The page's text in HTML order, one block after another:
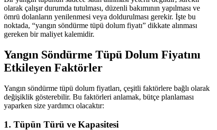
olarak çalışır durumda tutulması, düzenli bakımının yapılması ve
ömrü dolanların yenilenmesi veya doldurulması gerekir. İşte bu
noktada, “yangın söndürme tüpü dolum fiyatı” dikkate alınması
gereken bir maliyet kalemidir.
Yangın Söndürme Tüpü Dolum Fiyatını
Etkileyen Faktörler
Yangın söndürme tüpü dolum fiyatları, çeşitli faktörlere bağlı olarak
değişiklik gösterebilir. Bu faktörleri anlamak, bütçe planlaması
yaparken size yardımcı olacaktır:
1. Tüpün Türü ve Kapasitesi